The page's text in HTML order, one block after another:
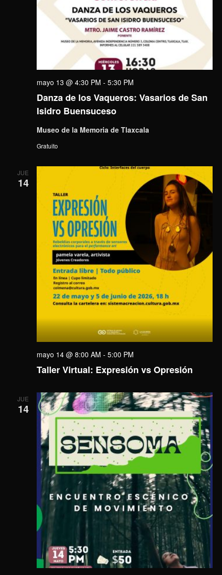
Danza de los Vaqueros: Vasarios de San
Isidro Buensuceso
mayo 13 @ 4:30 PM - 5:30 PM
Museo de la Memoria de Tlaxcala
Gratuito
JUE
14
Taller Virtual: Expresión vs Opresión
mayo 14 @ 8:00 AM - 5:00 PM
JUE
14